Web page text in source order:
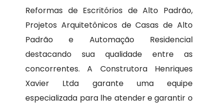
Reformas de Escritórios de Alto Padrão,
Projetos Arquitetônicos de Casas de Alto
Padrão e Automação Residencial
destacando sua qualidade entre as
concorrentes. A Construtora Henriques
Xavier Ltda garante uma equipe
especializada para lhe atender e garantir o